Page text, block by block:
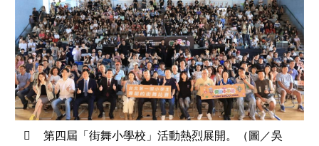
第四屆「街舞小學校」活動熱烈展開。（圖／吳